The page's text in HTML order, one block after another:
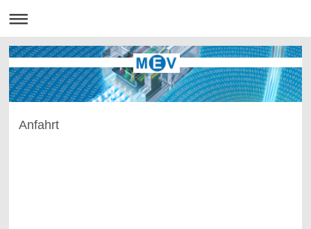
Anfahrt